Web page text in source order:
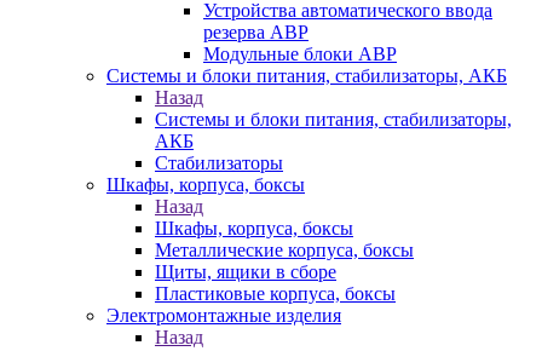
Устройства автоматического ввода
резерва АВР
Модульные блоки АВР
Системы и блоки питания, стабилизаторы, АКБ
Назад
Системы и блоки питания, стабилизаторы,
АКБ
Стабилизаторы
Шкафы, корпуса, боксы
Назад
Шкафы, корпуса, боксы
Металлические корпуса, боксы
Щиты, ящики в сборе
Пластиковые корпуса, боксы
Электромонтажные изделия
Назад